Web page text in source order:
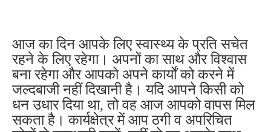
आज का दिन आपके लिए स्वास्थ्य के प्रति सचेत
रहने के लिए रहेगा। अपनों का साथ और विश्वास
बना रहेगा और आपको अपने कार्यों को करने में
जल्दबाजी नहीं दिखानी है। यदि आपने किसी को
धन उधार दिया था, तो वह आज आपको वापस मिल
सकता है। कार्यक्षेत्र में आप ठगी व अपरिचित